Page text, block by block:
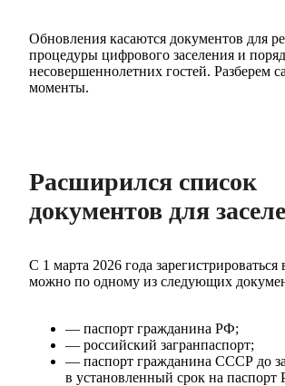
Обновления касаются документов для
процедуры цифрового заселения и
несовершеннолетних гостей. Разберем
моменты.
Расширился список
документов для
С 1 марта 2026 года зарегистрироваться
можно по одному из следующих
— паспорт гражданина РФ;
— российский загранпаспорт;
— паспорт гражданина СССР до
в установленный срок на паспорт